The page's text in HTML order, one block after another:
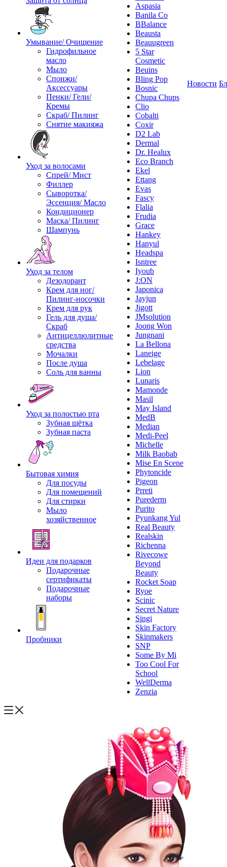
Умывание/ Очищение
Гидрофильное
масло
Мыло
Спонжи/
Аксессуары
Пенки/ Гели/
Кремы
Скраб/ Пилинг
Снятие макияжа
Уход за волосами
Спрей/ Мист
Филлер
Сыворотка/
Эссенция/ Масло
Кондиционер
Маска/ Пилинг
Шампунь
Уход за телом
Дезодорант
Крем для ног/
Пилинг-носочки
Крем для рук
Гель для душа/
Скраб
Антицеллюлитные
средства
Мочалки
После душа
Соль для ванны
Уход за полостью рта
Зубная щётка
Зубная паста
Бытовая химия
Для посуды
Для помещений
Для стирки
Мыло
хозяйственное
Идеи для подарков
Подарочные
сертификаты
Подарочные
наборы
Пробники
Aspasia
Banila Co
BBalance
Beausta
Beauugreen
5 Star
Cosmetic
Beuins
Bling Pop
Bosnic
Chupa Chups
Clio
Cobalti
Coxir
D2 Lab
Dermal
Dr. Healux
Eco Branch
Ekel
Ettang
Evas
Fascy
Flalia
Frudia
Grace
Hankey
Hanyul
Headspa
Isntree
Iyoub
J:ON
Japonica
Jayjun
Jigott
JMsolution
Joong Won
Jungnani
La Bellona
Laneige
Lebelage
Lion
Lunaris
Mamonde
Masil
May Island
MedB
Median
Medi-Peel
Michelle
Milk Baobab
Mise En Scene
Phytoncide
Pigeon
Prreti
Purederm
Purito
Pyunkang Yul
Real Beauty
Realskin
Richenna
Rivecowe
Beyond
Beauty
Rocket Soap
Ryoe
Scinic
Secret Nature
Singi
Skin Factory
Skinmakers
SNP
Some By Mi
Too Cool For
School
WellDerma
Zenzia
Новости